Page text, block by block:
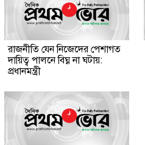
রাজনীতি যেন নিজেদের পেশাগত
দায়িত্ব পালনে বিঘ্ন না ঘটায়:
প্রধানমন্ত্রী